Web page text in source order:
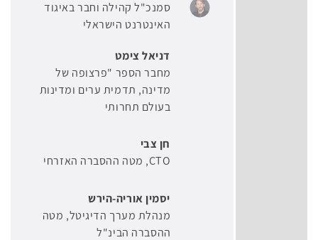
סמנכ"ל קהילה וחבר באיגוד
האינטרנט הישראלי
דניאל צימט
מחבר הספר "פרצופה של
מדינה, תדמית ערים ומדינות
בעולם תחרותי
חן צבי
CTO מטה ההסברה האזרחי
יסמין אוריה-הירש
מנהלת מערך הדיגיטל מטה
ההסברה הבינ"ל